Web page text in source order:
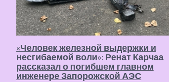
«Человек железной выдержки и
несгибаемой воли»: Ренат Карчаа
рассказал о погибшем главном
инженере Запорожской АЭС